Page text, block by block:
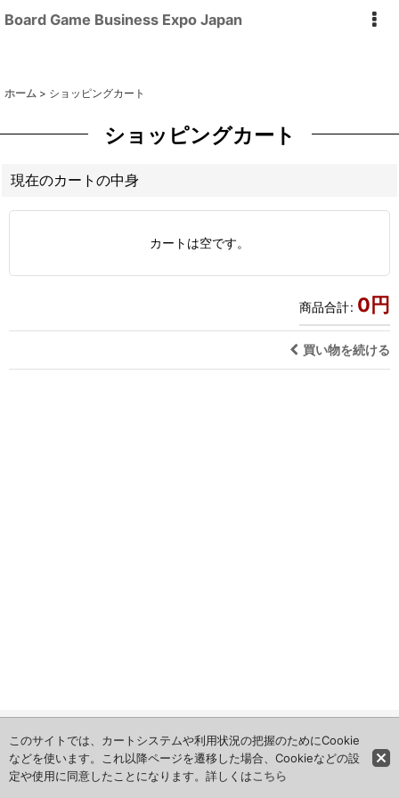
Board Game Business Expo Japan
ホーム > ショッピングカート
ショッピングカート
現在のカートの中身
カートは空です。
商品合計: 0円
買い物を続ける
このサイトでは、カートシステムや利用状況の把握のためにCookie
などを使います。これ以降ページを遷移した場合、Cookieなどの設
定や使用に同意したことになります。詳しくはこちら